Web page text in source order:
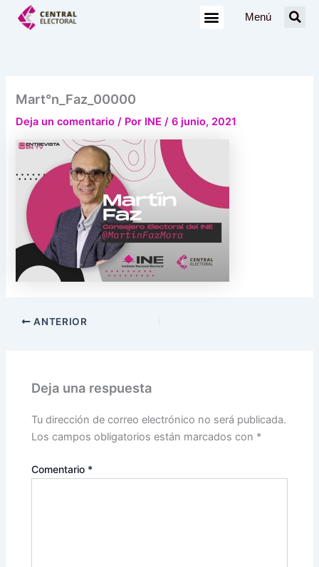
Menú
Mart°n_Faz_00000
Deja un comentario / Por INE/6 junio, 2021
ANTERIOR
Deja una respuesta
Tu dirección de correo electrónico no será publicada.
Los campos obligatorios están marcados con *
Comentario *